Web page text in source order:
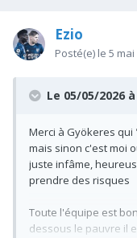
Ezio
Posté(e) le 5 mai
Le 05/05/2026 à
Merci à Gyökeres
mais sinon c'est moi
juste infâme,
prendre des risques
Toute l'équipe est
dessous le pauvre il